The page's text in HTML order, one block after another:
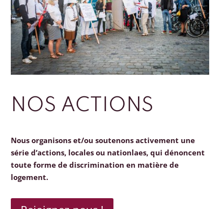
NOS ACTIONS
Nous organisons et/ou soutenons activement une
série d’actions, locales ou nationlaes, qui dénoncent
toute forme de discrimination en matière de
logement.